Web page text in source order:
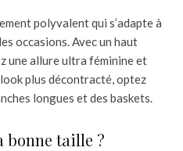
polyvalent qui s’adapte à
occasions. Avec un haut
une allure ultra féminine et
plus décontracté, optez
longues et des baskets.
bonne taille ?